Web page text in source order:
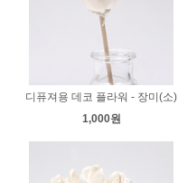
디퓨져용 데코 플라워 - 장미(소)
1,000원